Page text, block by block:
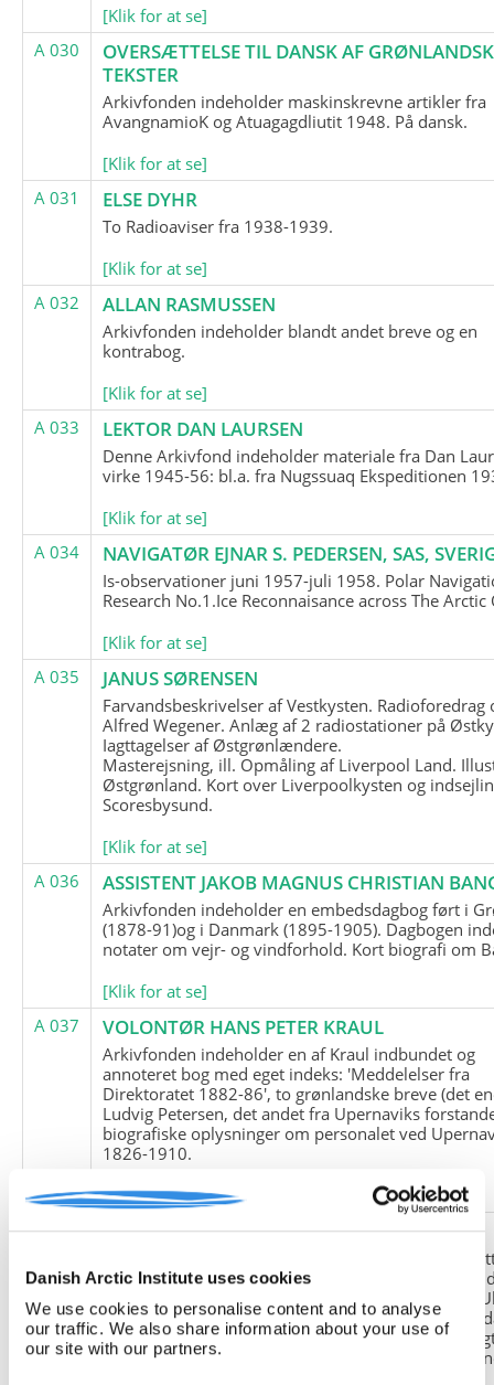
Danish Arctic Institute uses cookies
We use cookies to personalise content and to analyse
our traffic. We also share information about your use of
our site with our partners.
[Klik for at se]
A 030
OVERSÆTTELSE TIL DANSK AF
TEKSTER
Arkivfonden indeholder maskinskrevne artikler fra
AvangnamioK og Atuagagdliutit 1948. På dansk.
[Klik for at se]
A 031
ELSE DYHR
To Radioaviser fra 1938-1939.
[Klik for at se]
A 032
ALLAN RASMUSSEN
Arkivfonden indeholder blandt andet breve og en
kontrabog.
[Klik for at se]
A 033
LEKTOR DAN LAURSEN
Denne Arkivfond indeholder materiale fra Dan
virke 1945-56: bl.a. fra Nugssuaq Ekspeditionen
[Klik for at se]
A 034
NAVIGATØR EJNAR S. PEDERSEN, SAS,
Is-observationer juni 1957-juli 1958. Polar
Research No.1.Ice Reconnaisance across The Arctic
[Klik for at se]
A 035
JANUS SØRENSEN
Farvandsbeskrivelser af Vestkysten. Radioforedrag
Alfred Wegener. Anlæg af 2 radiostationer på
Iagttagelser af Østgrønlændere.
Masterejsning, ill. Opmåling af Liverpool Land.
Østgrønland. Kort over Liverpoolkysten og
Scoresbysund.
[Klik for at se]
A 036
ASSISTENT JAKOB MAGNUS CHRISTIAN
Arkivfonden indeholder en embedsdagbog ført i
(1878-91)og i Danmark (1895-1905). Dagbogen
notater om vejr- og vindforhold. Kort biografi om
[Klik for at se]
A 037
VOLONTØR HANS PETER KRAUL
Arkivfonden indeholder en af Kraul indbundet og
annoteret bog med eget indeks: 'Meddelelser fra
Direktoratet 1882-86', to grønlandske breve (det
Ludvig Petersen, det andet fra Upernaviks
biografiske oplysninger om personalet ved
1826-1910.
[Klik for at se]
A 038
FRIEDRICH LITTMANN
Denne arkivfond indeholder en kopi af Friedrich
upublicerede erindringer. Originalen befinder sig i
tyske historiker Franz Selingers privatarkiv i byen
Tyskland. Friedrich Littmann var en af de tyske
der var med i vejrstationen "Holzauge" i Hansa
Nordøstgrønland under Anden Verdenskrig.